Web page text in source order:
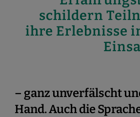
schildern
ihre Erlebnisse
– ganz unverfälscht
Hand. Auch die